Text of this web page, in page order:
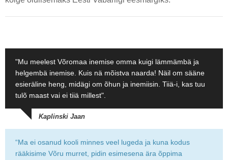
"Mu meelest Võromaa inemise omma kuigi lämmämbä ja
helgembä inemise. Kuis nä mõistva naarda! Näil om sääne
esieräline heng, midägi om õhun ja inemiisin. Tiiä-i, kas tuu
tulõ maast vai ei tiiä millest".
Kaplinski Jaan
“Ma ei osanud kooli minnes veel lugeda ja kuna kodus
rääkisime Võru murret, pidin esimesena ära õppima